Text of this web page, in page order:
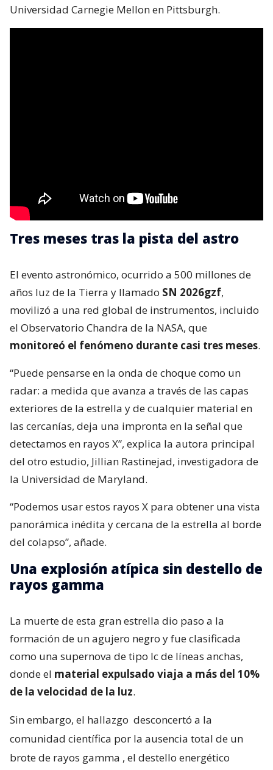
Universidad Carnegie Mellon en Pittsburgh.
Tres meses tras la pista del astro
El evento astronómico, ocurrido a 500 millones de
años luz de la Tierra y llamado SN 2026gzf,
movilizó a una red global de instrumentos, incluido
el Observatorio Chandra de la NASA, que
monitoreó el fenómeno durante casi tres meses.
“Puede pensarse en la onda de choque como un
radar: a medida que avanza a través de las capas
exteriores de la estrella y de cualquier material en
las cercanías, deja una impronta en la señal que
detectamos en rayos X”, explica la autora principal
del otro estudio, Jillian Rastinejad, investigadora de
la Universidad de Maryland.
“Podemos usar estos rayos X para obtener una vista
panorámica inédita y cercana de la estrella al borde
del colapso”, añade.
Una explosión atípica sin destello de
rayos gamma
La muerte de esta gran estrella dio paso a la
formación de un agujero negro y fue clasificada
como una supernova de tipo Ic de líneas anchas,
donde el material expulsado viaja a más del 10%
de la velocidad de la luz.
Sin embargo, el hallazgo desconcertó a la
comunidad científica por la ausencia total de un
brote de rayos gamma , el destello energético